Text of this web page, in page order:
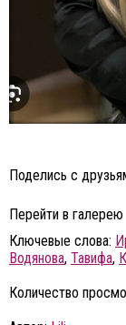
Поделись с
Перейти в галерею
Ключевые слова:
Водянова, Тавифа,
Количество